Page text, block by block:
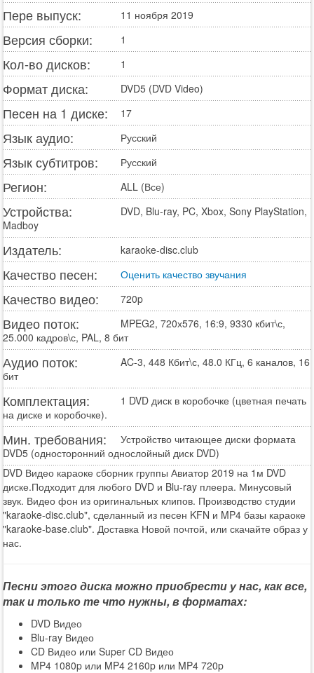
Пере выпуск: 11 ноября 2019
Версия сборки: 1
Кол-во дисков: 1
Формат диска: DVD5 (DVD Video)
Песен на 1 диске: 17
Язык аудио: Русский
Язык субтитров: Русский
Регион: ALL (Все)
Устройства:
DVD, Blu-ray, PC, Xbox, Sony PlayStation,
Madboy
Издатель: karaoke-disc.club
Качество песен: Оценить качество звучания
Качество видео: 720p
Видео поток:
MPEG2, 720х576, 16:9, 9330 кбит\с,
25.000 кадров\с, PAL, 8 бит
Аудио поток:
AC-3, 448 Кбит\с, 48.0 КГц, 6 каналов, 16
бит
Комплектация:
1 DVD диск в коробочке (цветная печать
на диске и коробочке).
Мин. требования:
Устройство читающее диски формата
DVD5 (односторонний однослойный диск DVD)
DVD Видео караоке сборник группы Авиатор 2019 на 1м DVD
диске.Подходит для любого DVD и Blu-ray плеера. Минусовый
звук. Видео фон из оригинальных клипов. Производство студии
"karaoke-disc.club", сделанный из песен KFN и MP4 базы караоке
"karaoke-base.club". Доставка Новой почтой, или скачайте образ у
нас.
Песни этого диска можно приобрести у нас, как все,
так и только те что нужны, в форматах:
DVD Видео
Blu-ray Видео
CD Видео или Super CD Видео
MP4 1080p или MP4 2160p или MP4 720p